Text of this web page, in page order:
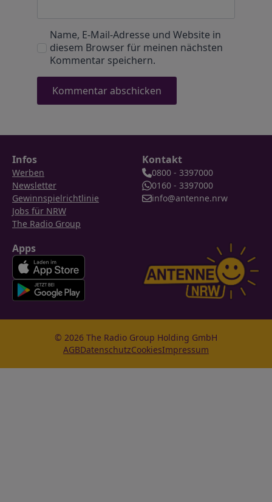
Name, E-Mail-Adresse und Website in
diesem Browser für meinen nächsten
Kommentar speichern.
Infos
Werben
Newsletter
Gewinnspielrichtlinie
Jobs für NRW
The Radio Group
Kontakt
0800 - 3397000
0160 - 3397000
info@antenne.nrw
Apps
© 2026 The Radio Group Holding GmbH
AGBDatenschutzCookiesImpressum